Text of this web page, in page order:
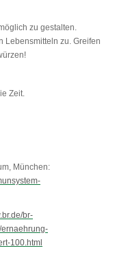
zu gestalten.
Lebensmitteln zu. Greifen
Zeit.
München:
br-
100.html